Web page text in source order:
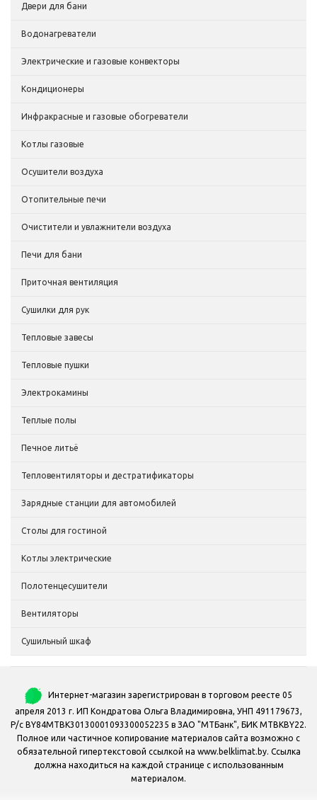
Двери для бани
Водонагреватели
Электрические и газовые конвекторы
Кондиционеры
Инфракрасные и газовые обогреватели
Котлы газовые
Осушители воздуха
Отопительные печи
Очистители и увлажнители воздуха
Печи для бани
Приточная вентиляция
Сушилки для рук
Тепловые завесы
Тепловые пушки
Электрокамины
Теплые полы
Печное литьё
Тепловентиляторы и дестратификаторы
Зарядные станции для автомобилей
Столы для гостиной
Котлы электрические
Полотенцесушители
Вентиляторы
Сушильный шкаф
Интернет-магазин зарегистрирован в торговом реесте 05
апреля 2013 г. ИП Кондратова Ольга Владимировна, УНП 491179673,
Р/с BY84MTBK30130001093300052235 в ЗАО "МТБанк", БИК MTBKBY22.
Полное или частичное копирование материалов сайта возможно с
обязательной гипертекстовой ссылкой на www.belklimat.by. Ссылка
должна находиться на каждой странице с использованным
материалом.